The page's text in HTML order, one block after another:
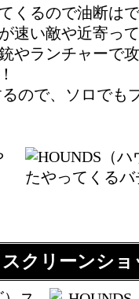
くるので油断は
速い敵や近寄っ
やランチャーで
ので、ソロでも
クリーンショ